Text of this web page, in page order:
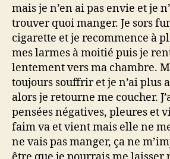
mais je n’en ai pas envie et je
trouver quoi manger. Je sors
cigarette et je recommence à
mes larmes à moitié puis je
lentement vers ma chambre.
toujours souffrir et je n’ai plus
alors je retourne me coucher.
pensées négatives, pleures et
faim va et vient mais elle ne
ne vais pas manger, ça ne